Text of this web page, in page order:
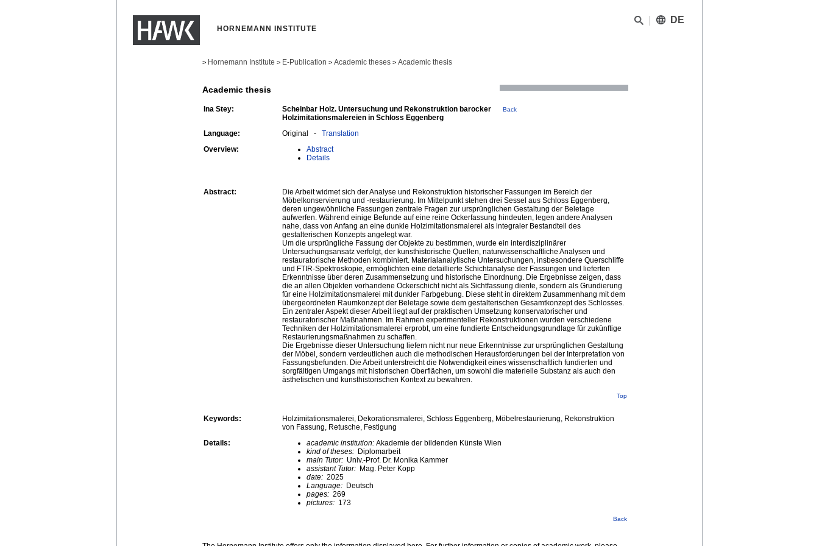
HORNEMANN INSTITUTE
DE
> Hornemann Institute > E-Publication > Academic theses > Academic thesis
Academic thesis
Ina Stey:
Scheinbar Holz. Untersuchung und Rekonstruktion barocker
Holzimitationsmalereien in Schloss Eggenberg
Back
Language: Original - Translation
Overview:
Abstract
Details
Abstract:
Die Arbeit widmet sich der Analyse und Rekonstruktion historischer Fassungen im Bereich der
Möbelkonservierung und -restaurierung. Im Mittelpunkt stehen drei Sessel aus Schloss Eggenberg,
deren ungewöhnliche Fassungen zentrale Fragen zur ursprünglichen Gestaltung der Beletage
aufwerfen. Während einige Befunde auf eine reine Ockerfassung hindeuten, legen andere Analysen
nahe, dass von Anfang an eine dunkle Holzimitationsmalerei als integraler Bestandteil des
gestalterischen Konzepts angelegt war.
Um die ursprüngliche Fassung der Objekte zu bestimmen, wurde ein interdisziplinärer
Untersuchungsansatz verfolgt, der kunsthistorische Quellen, naturwissenschaftliche Analysen und
restauratorische Methoden kombiniert. Materialanalytische Untersuchungen, insbesondere Querschliffe
und FTIR-Spektroskopie, ermöglichten eine detaillierte Schichtanalyse der Fassungen und lieferten
Erkenntnisse über deren Zusammensetzung und historische Einordnung. Die Ergebnisse zeigen, dass
die an allen Objekten vorhandene Ockerschicht nicht als Sichtfassung diente, sondern als Grundierung
für eine Holzimitationsmalerei mit dunkler Farbgebung. Diese steht in direktem Zusammenhang mit dem
übergeordneten Raumkonzept der Beletage sowie dem gestalterischen Gesamtkonzept des Schlosses.
Ein zentraler Aspekt dieser Arbeit liegt auf der praktischen Umsetzung konservatorischer und
restauratorischer Maßnahmen. Im Rahmen experimenteller Rekonstruktionen wurden verschiedene
Techniken der Holzimitationsmalerei erprobt, um eine fundierte Entscheidungsgrundlage für zukünftige
Restaurierungsmaßnahmen zu schaffen.
Die Ergebnisse dieser Untersuchung liefern nicht nur neue Erkenntnisse zur ursprünglichen Gestaltung
der Möbel, sondern verdeutlichen auch die methodischen Herausforderungen bei der Interpretation von
Fassungsbefunden. Die Arbeit unterstreicht die Notwendigkeit eines wissenschaftlich fundierten und
sorgfältigen Umgangs mit historischen Oberflächen, um sowohl die materielle Substanz als auch den
ästhetischen und kunsthistorischen Kontext zu bewahren.
Top
Keywords:
Holzimitationsmalerei, Dekorationsmalerei, Schloss Eggenberg, Möbelrestaurierung, Rekonstruktion
von Fassung, Retusche, Festigung
Details:
academic institution: Akademie der bildenden Künste Wien
kind of theses: Diplomarbeit
main Tutor: Univ.-Prof. Dr. Monika Kammer
assistant Tutor: Mag. Peter Kopp
date: 2025
Language: Deutsch
pages: 269
pictures: 173
Back